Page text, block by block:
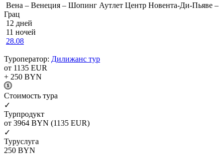
Вена – Венеция – Шопинг Аутлет Центр Новента-Ди-Пьяве –
Грац
12 дней
11 ночей
28.08
Туроператор: Дилижанс тур
от 1135 EUR
+ 250 BYN
Cтоимость тура
✓
Турпродукт
от 3964 BYN (1135 EUR)
✓
Туруслуга
250 BYN